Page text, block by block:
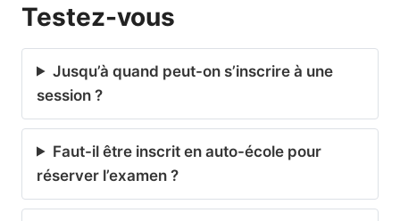
Testez-vous
Jusqu’à quand peut-on s’inscrire à une
session ?
Faut-il être inscrit en auto-école pour
réserver l’examen ?